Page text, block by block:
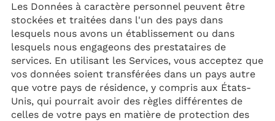
Les Données à caractère personnel peuvent être
stockées et traitées dans l'un des pays dans
lesquels nous avons un établissement ou dans
lesquels nous engageons des prestataires de
services. En utilisant les Services, vous acceptez que
vos données soient transférées dans un pays autre
que votre pays de résidence, y compris aux États-
Unis, qui pourrait avoir des règles différentes de
celles de votre pays en matière de protection des